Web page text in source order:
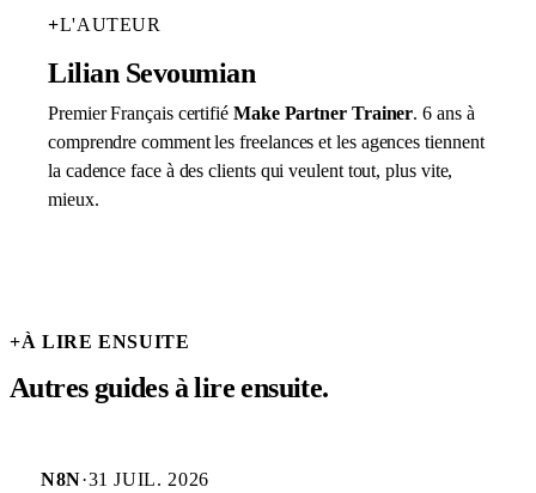
+L'AUTEUR
Lilian Sevoumian
Premier Français certifié Make Partner Trainer. 6 ans à
comprendre comment les freelances et les agences tiennent
la cadence face à des clients qui veulent tout, plus vite,
mieux.
+À LIRE ENSUITE
Autres guides à lire ensuite.
N8N·31 JUIL. 2026